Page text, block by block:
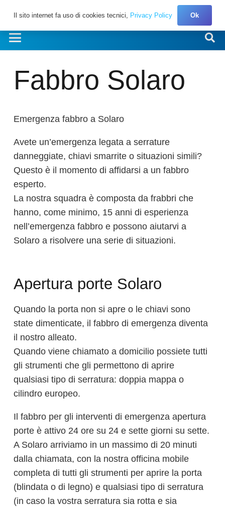
Fabbro Solaro
Emergenza fabbro a Solaro
Avete un’emergenza legata a serrature
danneggiate, chiavi smarrite o situazioni simili?
Questo è il momento di affidarsi a un fabbro
esperto.
La nostra squadra è composta da frabbri che
hanno, come minimo, 15 anni di esperienza
nell’emergenza fabbro e possono aiutarvi a
Solaro a risolvere una serie di situazioni.
Apertura porte Solaro
Quando la porta non si apre o le chiavi sono
state dimenticate, il fabbro di emergenza diventa
il nostro alleato.
Quando viene chiamato a domicilio possiete tutti
gli strumenti che gli permettono di aprire
qualsiasi tipo di serratura: doppia mappa o
cilindro europeo.
Il fabbro per gli interventi di emergenza apertura
porte è attivo 24 ore su 24 e sette giorni su sette.
A Solaro arriviamo in un massimo di 20 minuti
dalla chiamata, con la nostra officina mobile
completa di tutti gli strumenti per aprire la porta
(blindata o di legno) e qualsiasi tipo di serratura
(in caso la vostra serratura sia rotta e sia
Il sito internet fa uso di cookies tecnici, Privacy Policy Ok